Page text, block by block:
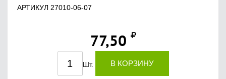
АРТИКУЛ 27010-06-07
77,50
Шт. В КОРЗИНУ